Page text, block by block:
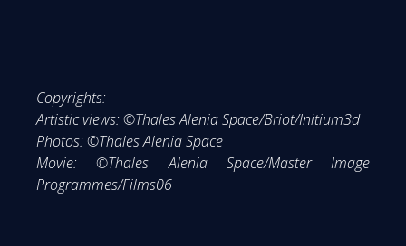
Copyrights:
Artistic views: ©Thales Alenia Space/Briot/Initium3d
Photos: ©Thales Alenia Space
Movie: ©Thales Alenia Space/Master Image
Programmes/Films06